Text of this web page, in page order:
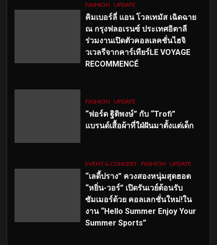
FASHION UPDATE
คิมเบอร์ลี่ แอน โวลเทมัส เฉิดฉาย
ณ กรุงฟลอเรนซ์ ประเทศอิตาลี
ร่วมงานเปิดตัวคอลเลคชั่นไฮจิ
วเวลรีจากคาร์เทียร์LE VOYAGE
RECOMMENCÉ
FASHION UPDATE
“ฟอร์ด ฐิติพงษ์” กับ “Trofi”
แบรนด์เสื้อผ้าที่ใฝ่ฝันมาตั้งแต่เด็ก
EVENT & CONCERT FASHION UPDATE
“เลดี้ปราง” ควงสองหนุ่มสุดฮอต
“หยิ่น-วอร์” เปิดรันเวย์ต้อนรับ
ซัมเมอร์ด้วย คอลเลกชั่นใหม่!ใน
งาน “Hello Summer Enjoy Your
Summer Sports”